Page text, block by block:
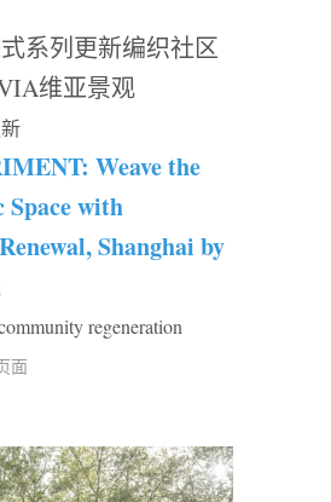
系列更新编织社区
维亚景观
Weave the
with
Shanghai by
regeneration
面